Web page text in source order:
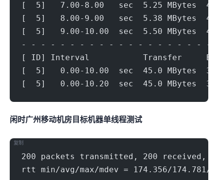
[  5]   7.00-8.00   sec  5.25 MBytes
[  5]   8.00-9.00   sec  5.38 MBytes
[  5]   9.00-10.00  sec  5.50 MBytes
- - - - - - - - - - - - - - - - - - - -
[ ID] Interval           Transfer
[  5]   0.00-10.00  sec  45.0 MBytes
[  5]   0.00-10.20  sec  45.0
闲时广州移动机房(500Mbps)目标机器 IPERF3单线程测试
200 packets transmitted, 200 received,
rtt min/avg/max/mdev = 174.356/174.781/
复制